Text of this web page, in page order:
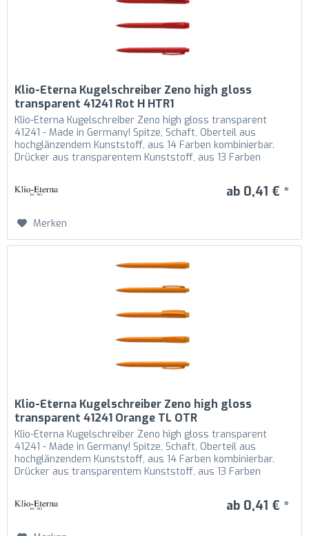
Klio-Eterna Kugelschreiber Zeno high gloss
transparent 41241 Rot H HTR1
Klio-Eterna Kugelschreiber Zeno high gloss transparent
41241 - Made in Germany! Spitze, Schaft, Oberteil aus
hochglänzendem Kunststoff, aus 14 Farben kombinierbar.
Drücker aus transparentem Kunststoff, aus 13 Farben
ab 0,41 € *
Merken
Klio-Eterna Kugelschreiber Zeno high gloss
transparent 41241 Orange TL OTR
Klio-Eterna Kugelschreiber Zeno high gloss transparent
41241 - Made in Germany! Spitze, Schaft, Oberteil aus
hochglänzendem Kunststoff, aus 14 Farben kombinierbar.
Drücker aus transparentem Kunststoff, aus 13 Farben
ab 0,41 € *